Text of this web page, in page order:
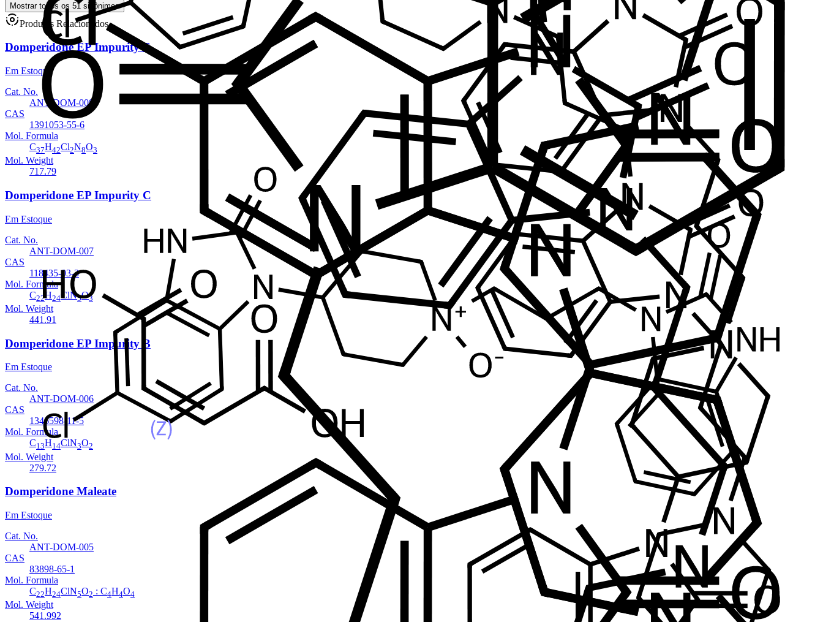
Mostrar todos os 51 sinônimos
Produtos Relacionados
Domperidone EP Impurity F
Em Estoque
Cat. No.
ANT-DOM-008
CAS
1391053-55-6
Mol. Formula
C37H42Cl2N8O3
Mol. Weight
717.79
Domperidone EP Impurity C
Em Estoque
Cat. No.
ANT-DOM-007
CAS
118435-03-3
Mol. Formula
C22 H24ClN5O3
Mol. Weight
441.91
Domperidone EP Impurity B
Em Estoque
Cat. No.
ANT-DOM-006
CAS
1346598-11-5
Mol. Formula
C13H14ClN3O2
Mol. Weight
279.72
Domperidone Maleate
Em Estoque
Cat. No.
ANT-DOM-005
CAS
83898-65-1
Mol. Formula
C22H24ClN5O2 : C4H4O4
Mol. Weight
541.992